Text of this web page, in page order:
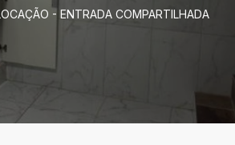
- ENTRADA COMPARTILHADA